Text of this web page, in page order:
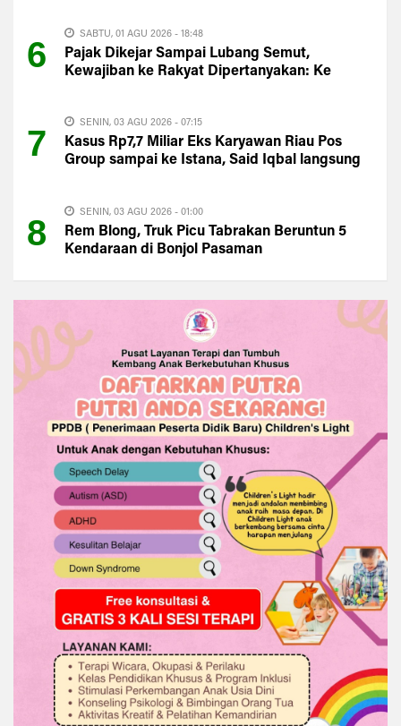
6
SABTU, 01 AGU 2026 - 18:48
Pajak Dikejar Sampai Lubang Semut,
Kewajiban ke Rakyat Dipertanyakan: Ke
7
SENIN, 03 AGU 2026 - 07:15
Kasus Rp7,7 Miliar Eks Karyawan Riau Pos
Group sampai ke Istana, Said Iqbal langsung
8
SENIN, 03 AGU 2026 - 01:00
Rem Blong, Truk Picu Tabrakan Beruntun 5
Kendaraan di Bonjol Pasaman